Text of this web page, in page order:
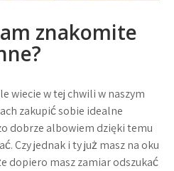
znakomite
wiecie w tej chwili w naszym
zakupić sobie idealne
dobrze albowiem dzięki temu
Czy jednak i ty już masz na oku
dopiero masz zamiar odszukać